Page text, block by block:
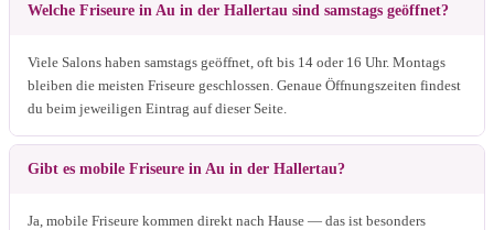
Welche Friseure in Au in der Hallertau sind samstags geöffnet?
Viele Salons haben samstags geöffnet, oft bis 14 oder 16 Uhr. Montags
bleiben die meisten Friseure geschlossen. Genaue Öffnungszeiten findest
du beim jeweiligen Eintrag auf dieser Seite.
Gibt es mobile Friseure in Au in der Hallertau?
Ja, mobile Friseure kommen direkt nach Hause — das ist besonders